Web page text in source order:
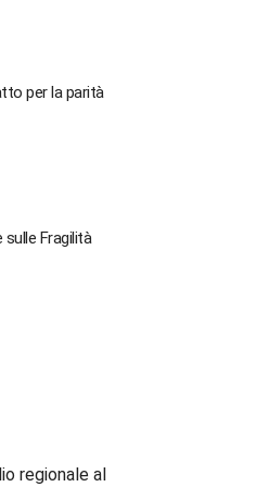
per la parità
sulle Fragilità
regionale al